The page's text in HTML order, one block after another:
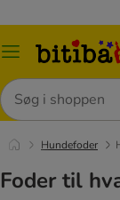
Menu
Søg
Hundefoder
Foder til